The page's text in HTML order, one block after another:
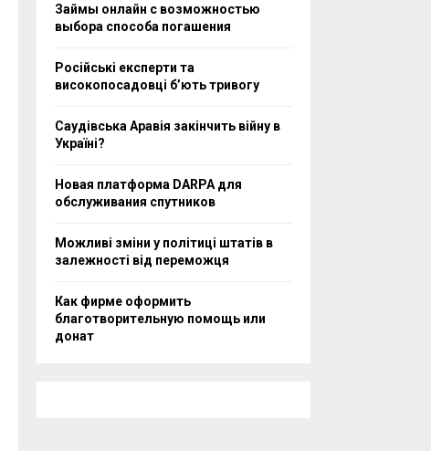
Займы онлайн с возможностью
выбора способа погашения
Російські експерти та
високопосадовці бʼють тривогу
Саудівська Аравія закінчить війну в
Україні?
Новая платформа DARPA для
обслуживания спутников
Можливі зміни у політиці штатів в
залежності від переможця
Как фирме оформить
благотворительную помощь или
донат